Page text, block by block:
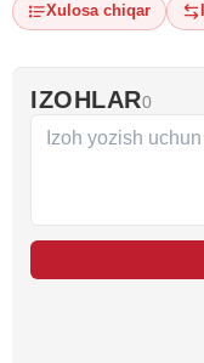
Xulosa chiqar
IZOHLAR0